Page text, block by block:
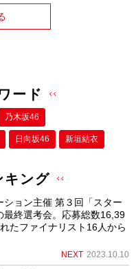
ード
乃木坂46
日向坂46 新垣結衣
キング
ション主催 第３回「スター
終選考会。応募総数16,39
たファイナリスト16人から
NEXT 2023.10.10